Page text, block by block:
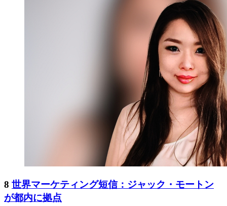
8 世界マーケティング短信：ジャック・モートン
が都内に拠点